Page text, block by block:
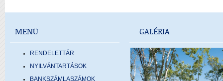
MENÜ
RENDELETTÁR
NYILVÁNTARTÁSOK
BANKSZÁMLASZÁMOK
GALÉRIA